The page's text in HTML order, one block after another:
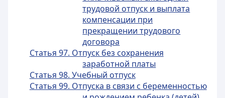
трудовой отпуск и выплата
компенсации при
прекращении трудового
договора
Статья 97. Отпуск без сохранения
заработной платы
Статья 98. Учебный отпуск
Статья 99. Отпуска в связи с беременностью